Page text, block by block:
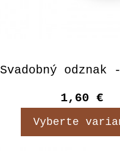
Svadobný
1,60 €
Vyberte